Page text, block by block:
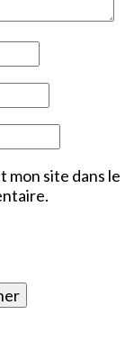
mon site dans le